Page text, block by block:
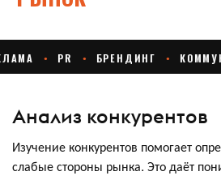
Анализ конкурентов
Изучение конкурентов помогает
слабые стороны рынка. Это даёт